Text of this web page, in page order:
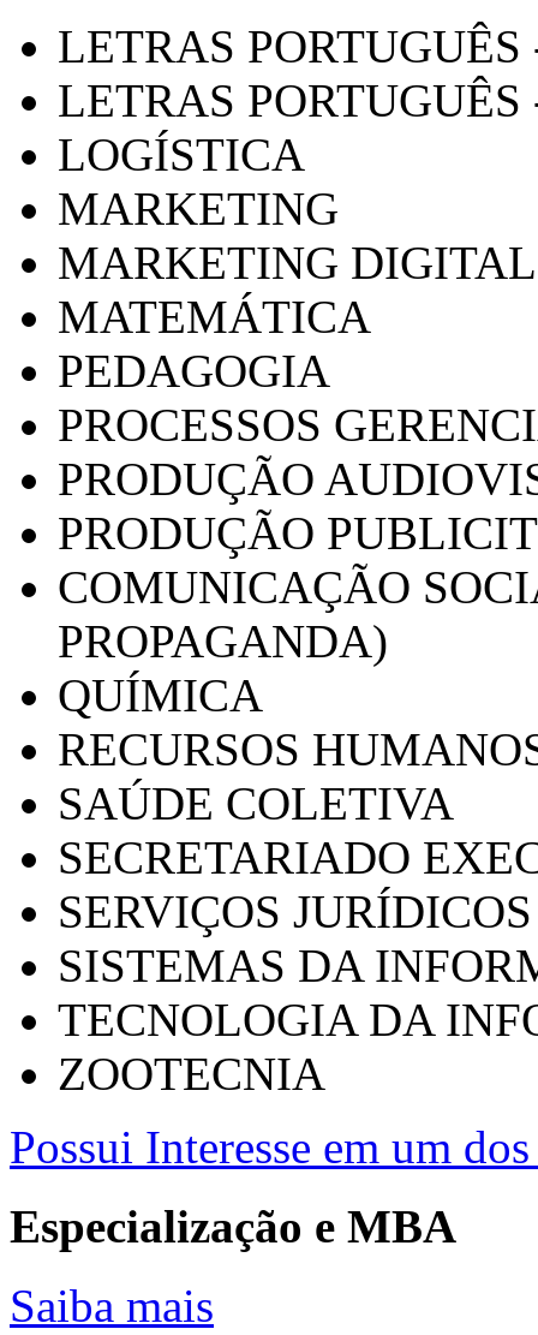
LETRAS
LETRAS PORTUGUÊS
LOGÍSTICA
MARKETING
MARKETING DIGITAL
MATEMÁTICA
PEDAGOGIA
PROCESSOS
PRODUÇÃO
PRODUÇÃO
COMUNICAÇÃO
PROPAGANDA)
QUÍMICA
RECURSOS
SAÚDE COLETIVA
SECRETARIADO
SERVIÇOS
SISTEMAS DA
TECNOLOGIA DA
ZOOTECNIA
Possui Interesse em um
Especialização e MBA
Saiba mais